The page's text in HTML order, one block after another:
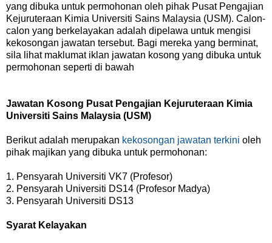
yang dibuka untuk permohonan oleh pihak Pusat Pengajian
Kejuruteraan Kimia Universiti Sains Malaysia (USM). Calon-
calon yang berkelayakan adalah dipelawa untuk mengisi
kekosongan jawatan tersebut. Bagi mereka yang berminat,
sila lihat maklumat iklan jawatan kosong yang dibuka untuk
permohonan seperti di bawah
Jawatan Kosong Pusat Pengajian Kejuruteraan Kimia
Universiti Sains Malaysia (USM)
Berikut adalah merupakan kekosongan jawatan terkini oleh
pihak majikan yang dibuka untuk permohonan:
1. Pensyarah Universiti VK7 (Profesor)
2. Pensyarah Universiti DS14 (Profesor Madya)
3. Pensyarah Universiti DS13
Syarat Kelayakan